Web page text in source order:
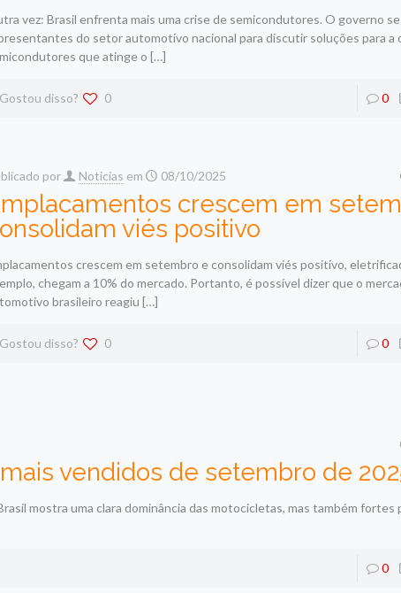
vez: Brasil enfrenta mais uma crise de semicondutores. O governo
do setor automotivo nacional para discutir soluções para a
que atinge o […]
Gostou disso? 0 0
por Noticias em 08/10/2025
crescem em
viés positivo
crescem em setembro e consolidam viés positivo,
chegam a 10% do mercado. Portanto, é possível dizer que o
brasileiro reagiu […]
Gostou disso? 0 0
vendidos de setembro de
mostra uma clara dominância das motocicletas, mas também fortes
0